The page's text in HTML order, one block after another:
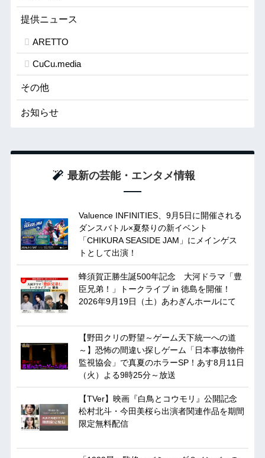
提供ニュース
ARETTO
CuCu.media
その他
お知らせ
最新の芸能・エンタメ情報
Valuence INFINITIES、9月5日に開催される
ダンスバトル×夏祭りの新イベント
「CHIKURA SEASIDE JAM」にメインゲス
トとして出演！
蜂須賀正勝生誕500年記念 大河ドラマ「豊
臣兄弟！」トークライブ in 徳島を開催！
2026年9月19日（土）あわぎんホールにて
【野田クリの野望～ゲーム天下統一への道
～】恐怖の間違い探しゲーム「日本事故物件
監視協会」で真夏のホラーSP！あす8月11日
（火）よる9時25分～放送
【TVer】映画『白鳥とコウモリ』公開記念
松村北斗・今田美桜ら出演者関連作品を期間
限定無料配信